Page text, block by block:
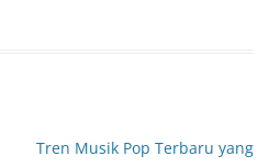
Tren Musik Pop Terbaru yang